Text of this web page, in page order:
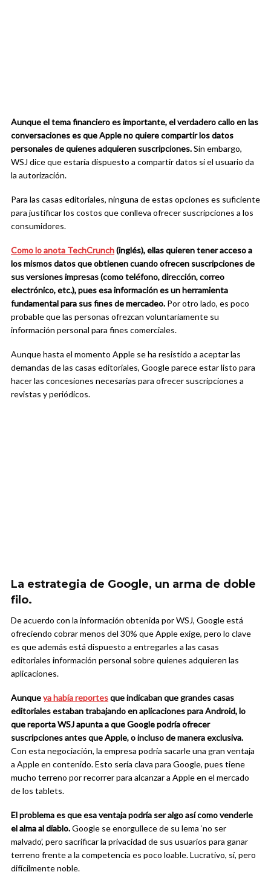
Aunque el tema financiero es importante, el verdadero callo en las
conversaciones es que Apple no quiere compartir los datos
personales de quienes adquieren suscripciones.Sin embargo,
WSJ dice que estaría dispuesto a compartir datos si el usuario da
la autorización.
Para las casas editoriales, ninguna de estas opciones es suficiente
para justificar los costos que conlleva ofrecer suscripciones a los
consumidores.
Como lo anota TechCrunch(inglés), ellas quieren tener acceso a
los mismos datos que obtienen cuando ofrecen suscripciones de
sus versiones impresas (como teléfono, dirección, correo
electrónico, etc.), pues esa información esunherramienta
fundamental para susfinesde mercadeo. Por otro lado, es poco
probable que las personas ofrezcan voluntariamente su
información personal para fines comerciales.
Aunque hasta el momento Apple se ha resistido a aceptar las
demandas de las casas editoriales, Google parece estar listo para
hacer las concesiones necesarias para ofrecer suscripciones a
revistas y periódicos.
La estrategia de Google, un arma de doble
filo.
De acuerdo con la información obtenida por WSJ, Google está
ofreciendo cobrar menos del 30% que Apple exige, pero lo clave
es que además está dispuesto a entregarles a las casas
editoriales información personal sobre quienes adquieren las
aplicaciones.
Aunqueya había reportesque indicaban que grandes casas
editoriales estaban trabajando en aplicaciones para Android, lo
que reporta WSJ apunta a que Google podría ofrecer
suscripciones antes que Apple, o incluso de manera exclusiva.
Con esta negociación, la empresa podría sacarle una gran ventaja
a Apple en contenido. Esto sería clava para Google, pues tiene
mucho terreno por recorrer para alcanzar a Apple en el mercado
de los tablets.
El problema es que esa ventaja podría ser algo así como venderle
el alma al diablo.Google se enorgullece de su lema ‘no ser
malvado’, pero sacrificar la privacidad de sus usuarios para ganar
terreno frente a la competencia es poco loable. Lucrativo, sí, pero
difícilmente noble.